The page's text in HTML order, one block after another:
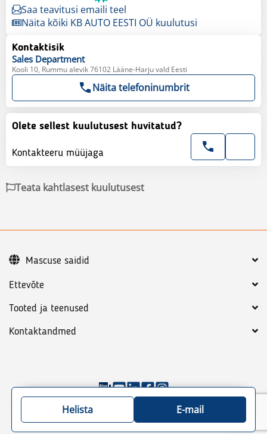
Saa teavitusi emaili teel
Näita kõiki KB AUTO EESTI OÜ kuulutusi
Kontaktisik
Sales Department
Kooli 10, Rummu alevik 76102 Lääne-Harju vald Eesti
Näita telefoninumbrit
Olete sellest kuulutusest huvitatud?
Kontakteeru müüjaga
Teata kahtlasest kuulutusest
Ettevõte
Tooted ja teenused
Kontaktandmed
Mascus Üldtingimused
Privaatsuspoliitika
Sisukord
Mascuse saidid
Helista E-mail